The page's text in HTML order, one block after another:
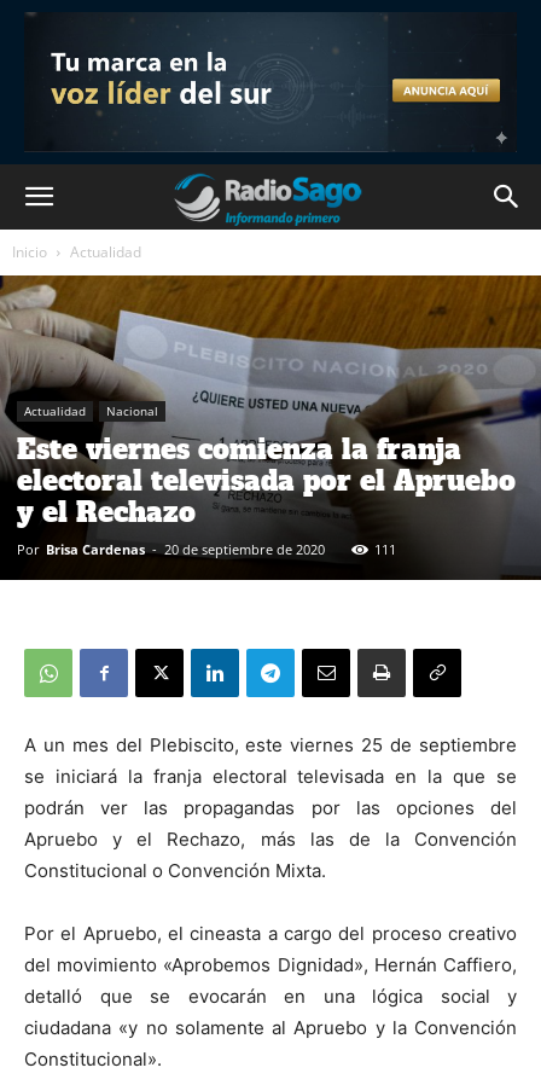
Inicio Actualidad
Actualidad Nacional
Este viernes comienza la franja
electoral televisada por el Apruebo
y el Rechazo
Por Brisa Cardenas - 20 de septiembre de 2020 111
A un mes del Plebiscito, este viernes 25 de septiembre
se iniciará la franja electoral televisada en la que se
podrán ver las propagandas por las opciones del
Apruebo y el Rechazo, más las de la Convención
Constitucional o Convención Mixta.
Por el Apruebo, el cineasta a cargo del proceso creativo
del movimiento «Aprobemos Dignidad», Hernán Caffiero,
detalló que se evocarán en una lógica social y
ciudadana «y no solamente al Apruebo y la Convención
Constitucional».